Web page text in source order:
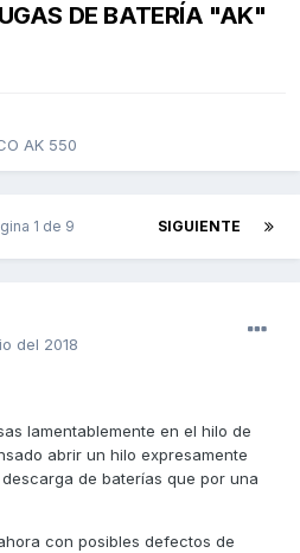
DE BATERÍA "AK"
AK 550
SIGUIENTE
1 de 9
del 2018
lamentablemente en el hilo de
abrir un hilo expresamente
de baterías que por una
con posibles defectos de